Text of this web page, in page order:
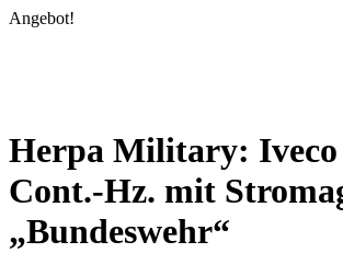
Angebot!
Herpa Military:
Cont.-Hz. mit
„Bundeswehr“